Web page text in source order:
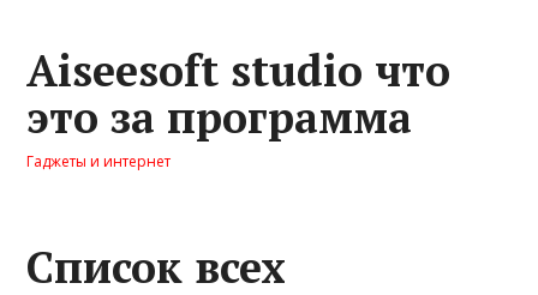
Aiseesoft studio что
это за программа
Гаджеты и интернет
Список всех